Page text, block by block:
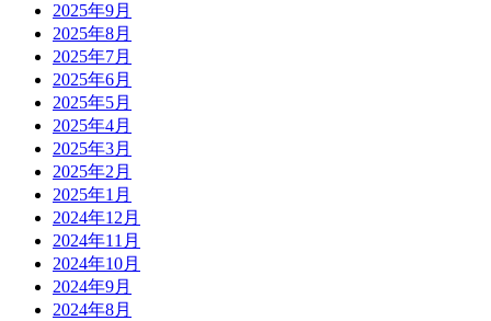
2025年9月
2025年8月
2025年7月
2025年6月
2025年5月
2025年4月
2025年3月
2025年2月
2025年1月
2024年12月
2024年11月
2024年10月
2024年9月
2024年8月